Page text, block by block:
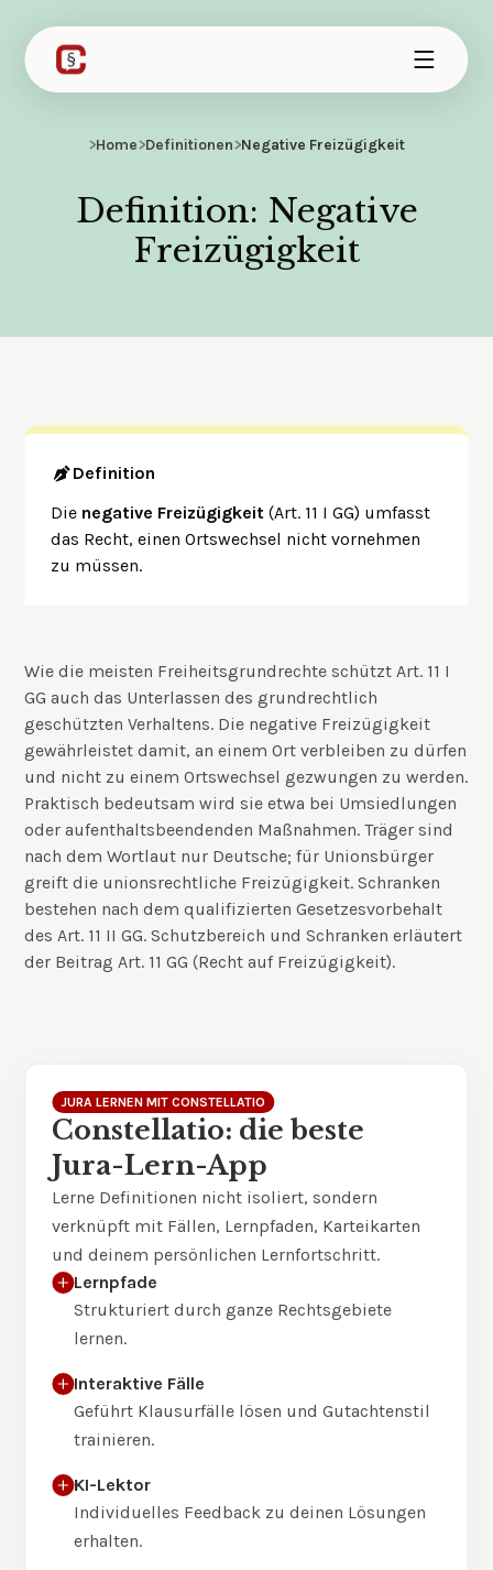
>Home>Definitionen>Negative Freizügigkeit
Definition: Negative
Freizügigkeit
Definition
Die negative Freizügigkeit (Art. 11 I GG) umfasst
das Recht, einen Ortswechsel nicht vornehmen
zu müssen.
Wie die meisten Freiheitsgrundrechte schützt Art. 11 I
GG auch das Unterlassen des grundrechtlich
geschützten Verhaltens. Die negative Freizügigkeit
gewährleistet damit, an einem Ort verbleiben zu dürfen
und nicht zu einem Ortswechsel gezwungen zu werden.
Praktisch bedeutsam wird sie etwa bei Umsiedlungen
oder aufenthaltsbeendenden Maßnahmen. Träger sind
nach dem Wortlaut nur Deutsche; für Unionsbürger
greift die unionsrechtliche Freizügigkeit. Schranken
bestehen nach dem qualifizierten Gesetzesvorbehalt
des Art. 11 II GG. Schutzbereich und Schranken erläutert
der BeitragArt. 11 GG (Recht auf Freizügigkeit).
JURA LERNEN MIT CONSTELLATIO
Constellatio: die beste
Jura-Lern-App
Lerne Definitionen nicht isoliert, sondern
verknüpft mit Fällen, Lernpfaden, Karteikarten
und deinem persönlichen Lernfortschritt.
Lernpfade
Strukturiert durch ganze Rechtsgebiete
lernen.
Interaktive Fälle
Geführt Klausurfälle lösen und Gutachtenstil
trainieren.
KI-Lektor
Individuelles Feedback zu deinen Lösungen
erhalten.